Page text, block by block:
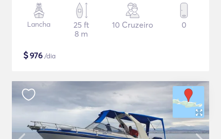
Lancha
25 ft
8 m
10 Cruzeiro 0
$976 /dia